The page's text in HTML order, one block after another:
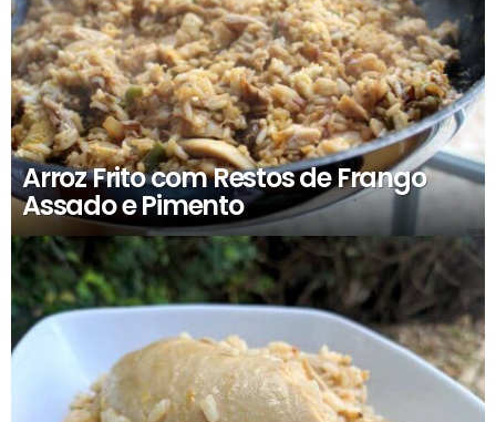
Arroz Frito com Restos de Frango
Assado e Pimento